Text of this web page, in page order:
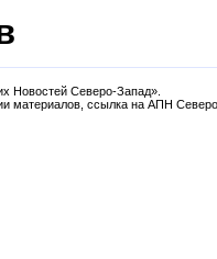
Новостей Северо-Запад».
материалов, ссылка на АПН